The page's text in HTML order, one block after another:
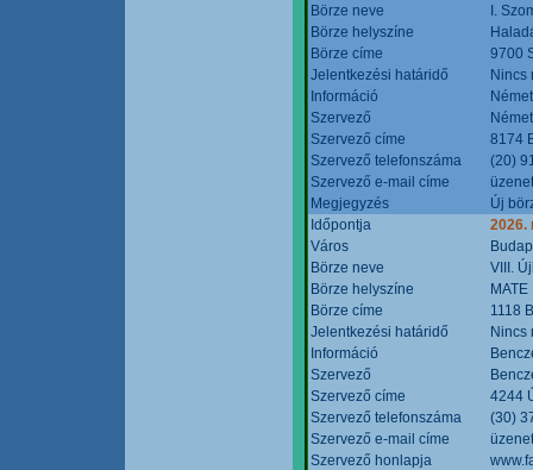
Börze neve
I.
Börze helyszíne
Börze címe
9700
Jelentkezési határidő
Nincs
Információ
Szervező
Szervező címe
8174
Szervező telefonszáma
(20)
Szervező e-mail címe
Megjegyzés
Új
Időpontja
2026.
Város
Börze neve
VIII.
Börze helyszíne
Börze címe
1118
Jelentkezési határidő
Nincs
Információ
Szervező
Szervező címe
4244
Szervező telefonszáma
(30)
Szervező e-mail címe
Szervező honlapja